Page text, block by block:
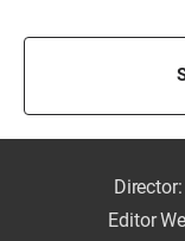
Editor